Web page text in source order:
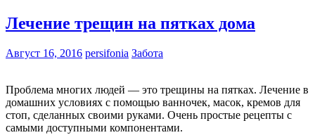
Лечение трещин на пятках дома
Август 16, 2016 persifonia Забота
Проблема многих людей — это трещины на пятках. Лечение в
домашних условиях с помощью ванночек, масок, кремов для
стоп, сделанных своими руками. Очень простые рецепты с
самыми доступными компонентами.